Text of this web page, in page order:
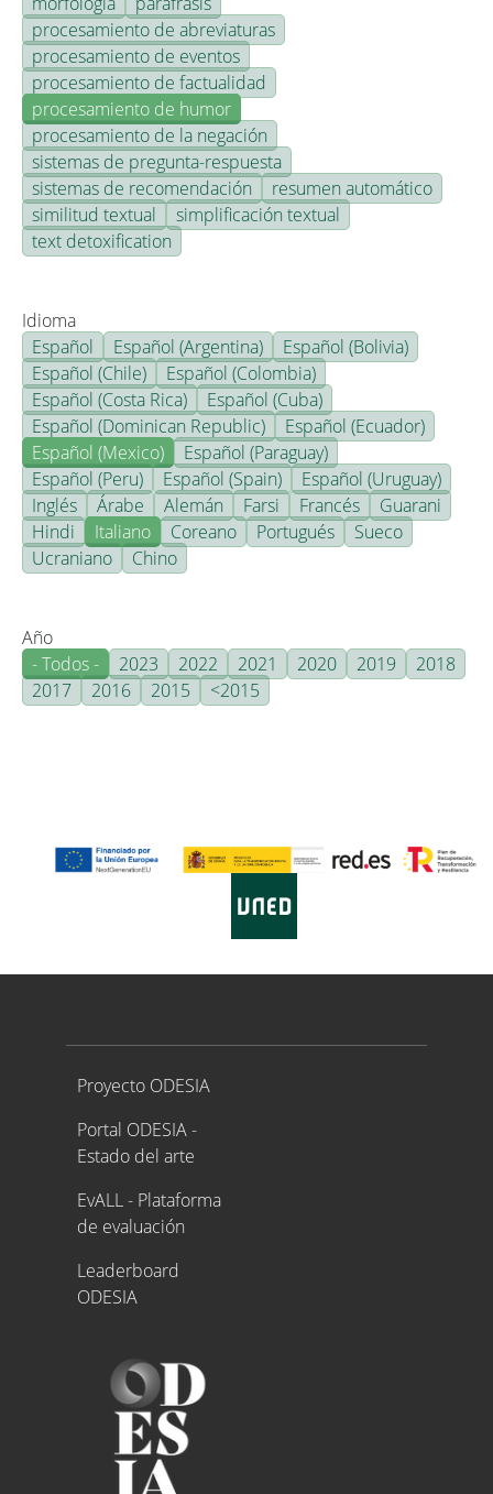
procesamiento de abreviaturas
procesamiento de eventos
procesamiento de factualidad
procesamiento de humor
procesamiento de la negación
sistemas de pregunta-respuesta
sistemas de recomendación
resumen automático
similitud textual
simplificación textual
text detoxification
Idioma
Español
Español (Argentina)
Español (Bolivia)
Español (Chile)
Español (Colombia)
Español (Costa Rica)
Español (Cuba)
Español (Dominican Republic)
Español (Ecuador)
Español (Mexico)
Español (Paraguay)
Español (Peru)
Español (Spain)
Español (Uruguay)
Inglés
Árabe Alemán Farsi Francés
Guarani
Hindi
Italiano Coreano Portugués
Sueco
Ucraniano
Chino
Año
- Todos -
2023 2022 2021 2020 2019
2018
2017
2016 2015 <2015
Proyecto ODESIA
Proyecto ODESIA
Portal ODESIA -
Estado del arte
EvALL - Plataforma
de evaluación
Leaderboard
ODESIA